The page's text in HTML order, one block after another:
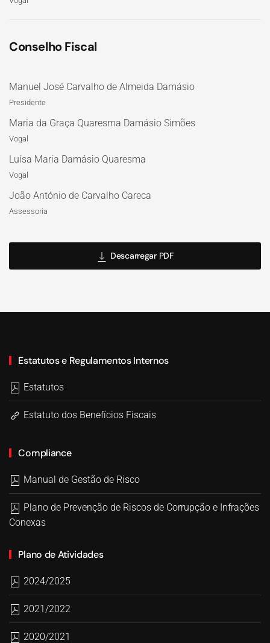
Conselho Fiscal
Manuel José Carvalho de Almeida Damásio
Presidente
Maria da Graça Quaresma Damásio Simões
Vogal
Luísa Maria Damásio Quaresma
Vogal
João António de Carvalho Careca
Assessoria
Descarregar PDF
Estatutos e Regulamentos Internos
Estatutos
Estatuto dos Benefícios Fiscais
Compliance
Manual de Gestão de Risco
Plano de Prevenção de Riscos de Corrupção e Infrações
Conexas
Plano de Atividades
2024/2025
2021/2022
2020/2021